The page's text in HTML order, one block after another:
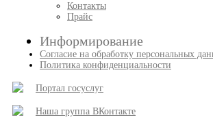
Контакты
Прайс
Информирование
Согласие на обработку персональных
Политика конфиденциальности
Портал госуслуг
Наша группа ВКонтакте